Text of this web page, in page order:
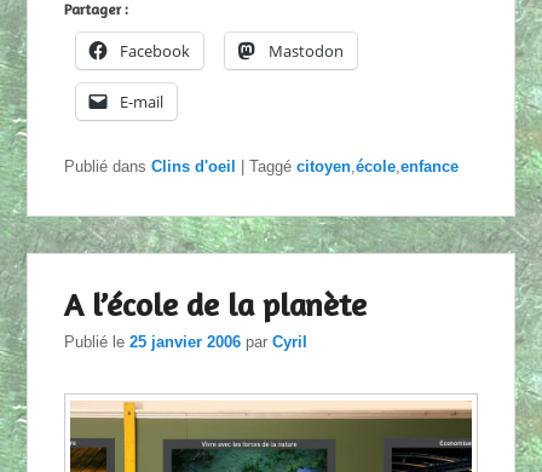
Partager :
Facebook Mastodon
E-mail
Publié dans Clins d'oeil |Taggé citoyen ,école ,enfance
A l’école de la planète
Publié le25 janvier 2006 parCyril